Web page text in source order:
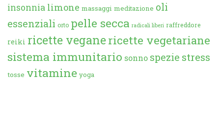
insonnia limone massaggi meditazione oli
essenziali orto pelle secca radicali liberi raffreddore
reiki ricette veganericette vegetariane
sistema immunitario sonno spezie stress
tosse vitamine yoga